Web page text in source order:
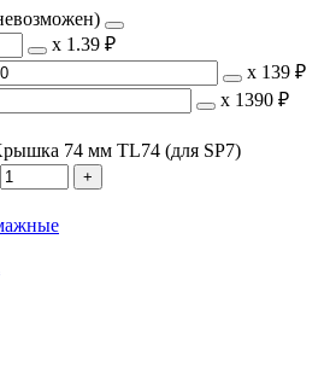
х 1.39 ₽
х 139 ₽
х 1390 ₽
74 мм TL74 (для SP7)